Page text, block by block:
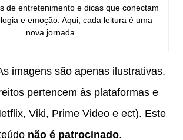
de entretenimento e dicas que conectam
e emoção. Aqui, cada leitura é uma
nova jornada.
imagens são apenas ilustrativas.
pertencem às plataformas e
Viki, Prime Video e ect). Este
não é patrocinado.